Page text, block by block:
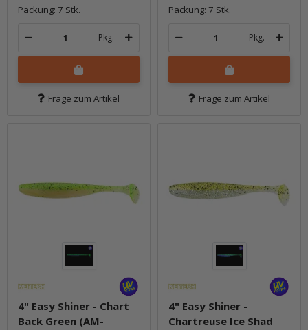
Packung: 7 Stk.
Pkg.
Frage zum Artikel
Packung: 7 Stk.
Pkg.
Frage zum Artikel
4" Easy Shiner - Chart
Back Green (AM-
4" Easy Shiner -
Chartreuse Ice Shad